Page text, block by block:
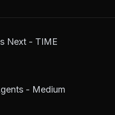
Next - TIME
- Medium